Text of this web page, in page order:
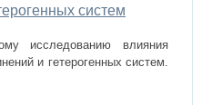
систем
исследованию влияния
и гетерогенных систем.